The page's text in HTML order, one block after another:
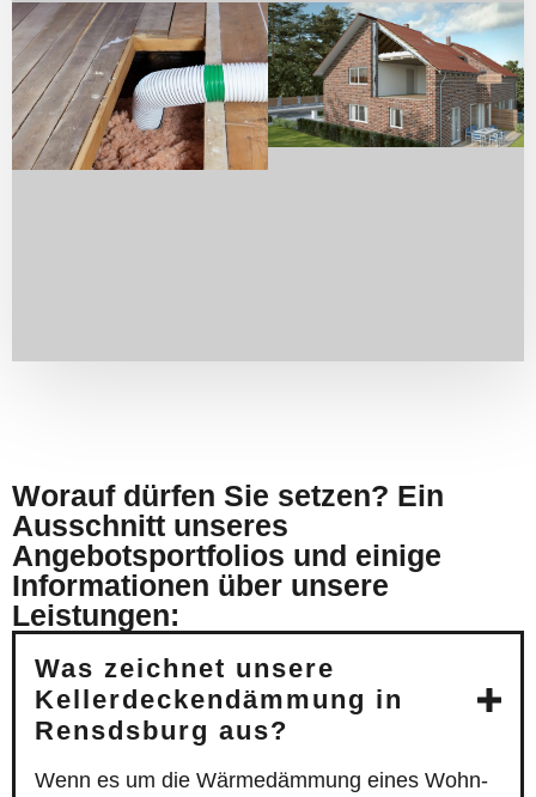
Worauf dürfen Sie setzen? Ein
Ausschnitt unseres
Angebotsportfolios und einige
Informationen über unsere
Leistungen:
Was zeichnet unsere
Kellerdeckendämmung in
Rensdsburg aus?
Wenn es um die Wärmedämmung eines Wohn-